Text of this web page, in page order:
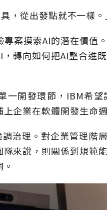
，從出發點就不一樣。
案摸索AI的潛在價值
轉向如何把AI整合進
一開發環節，IBM希
企業在軟體開發生命
治理。對企業管理階
來說，則關係到規範